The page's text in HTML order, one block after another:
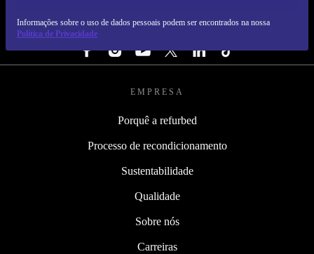
Informações sobre o uso de dados pessoais podem ser encontrados na nossa
Política de Privacidade
SEGUE-NOS
EMPRESA
Porquê a refurbed
Processo de recondicionamento
Sustentabilidade
Qualidade
Sobre nós
Carreiras